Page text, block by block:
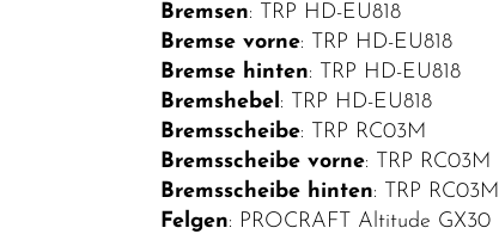
Bremsen: TRP HD-EU818
Bremse vorne: TRP HD-EU818
Bremse hinten: TRP HD-EU818
Bremshebel: TRP HD-EU818
Bremsscheibe: TRP RC03M
Bremsscheibe vorne: TRP RC03M
Bremsscheibe hinten: TRP RC03M
Felgen: PROCRAFT Altitude GX30